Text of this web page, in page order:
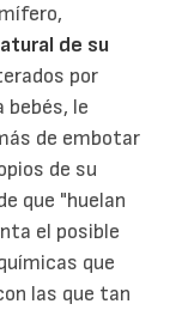
de su
por
bebés, le
de embotar
de su
que "huelan
el posible
que
las que tan